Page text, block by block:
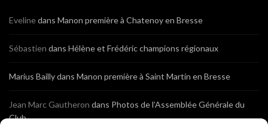
Evelinedans Manon première à Chatenoy en Bresse
Sébastien dans Hélène et Frédéric champions régionaux
Marius Baillydans Manon première à Saint Martin en Bresse
Jean Marc Gautheron dans Photos de l’Assemblée Générale du
Club